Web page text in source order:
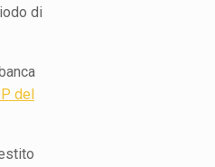
di
del